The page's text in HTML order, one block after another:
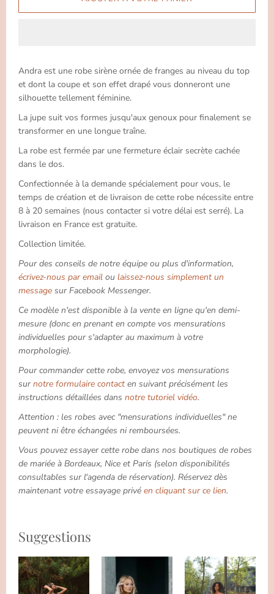
Andra est une robe sirène ornée de franges au niveau du top
et dont la coupe et son effet drapé vous donneront une
silhouette tellement féminine.
La jupe suit vos formes jusqu'aux genoux pour finalement se
transformer en une longue traîne.
La robe est fermée par une fermeture éclair secrète cachée
dans le dos.
Confectionnée à la demande spécialement pour vous, le
temps de création et de livraison de cette robe nécessite entre
8 à 20 semaines (nous contacter si votre délai est serré). La
livraison en France est gratuite.
Collection limitée.
Pour des conseils de notre équipe ou plus d'information,
écrivez-nous par email ou laissez-nous simplement un
message sur Facebook Messenger.
Ce modèle n'est disponible à la vente en ligne qu'en demi-
mesure (donc en prenant en compte vos mensurations
individuelles pour s'adapter au maximum à votre
morphologie).
Pour commander cette robe, envoyez vos mensurations
surnotre formulaire contact en suivant précisément les
instructions détaillées dans notre tutoriel vidéo.
Attention : les robes avec "mensurations individuelles" ne
peuvent ni être échangées ni remboursées.
Vous pouvez essayer cette robe dans nos boutiques de robes
de mariée à Bordeaux, Nice et Paris (selon disponibilités
consultables sur l'agenda de réservation). Réservez dès
maintenant votre essayage privé en cliquant sur ce lien.
Suggestions